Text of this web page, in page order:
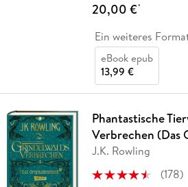
20,00 €*
Ein weiteres
eBook epub
13,99 €
Phantastische
Verbrechen (Das
J.K. Rowling
(178)